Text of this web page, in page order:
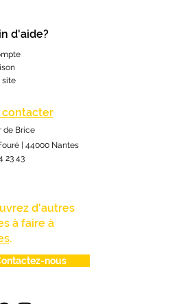
d'aide?
site
contacter
de Brice
| 44000 Nantes
23 43
d'autres
à faire à
.
nous